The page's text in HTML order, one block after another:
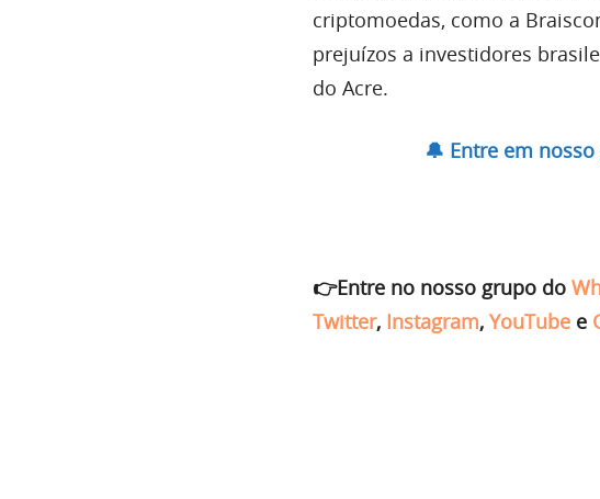
criptomoedas, como a
prejuízos a investidores
do Acre.
🔔 Entre em
👉Entre no nosso grupo do
Twitter, Instagram, YouTube e